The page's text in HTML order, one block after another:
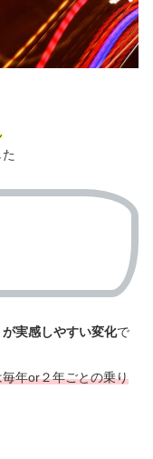
が実感しやすい変化で
年or２年ごとの乗り